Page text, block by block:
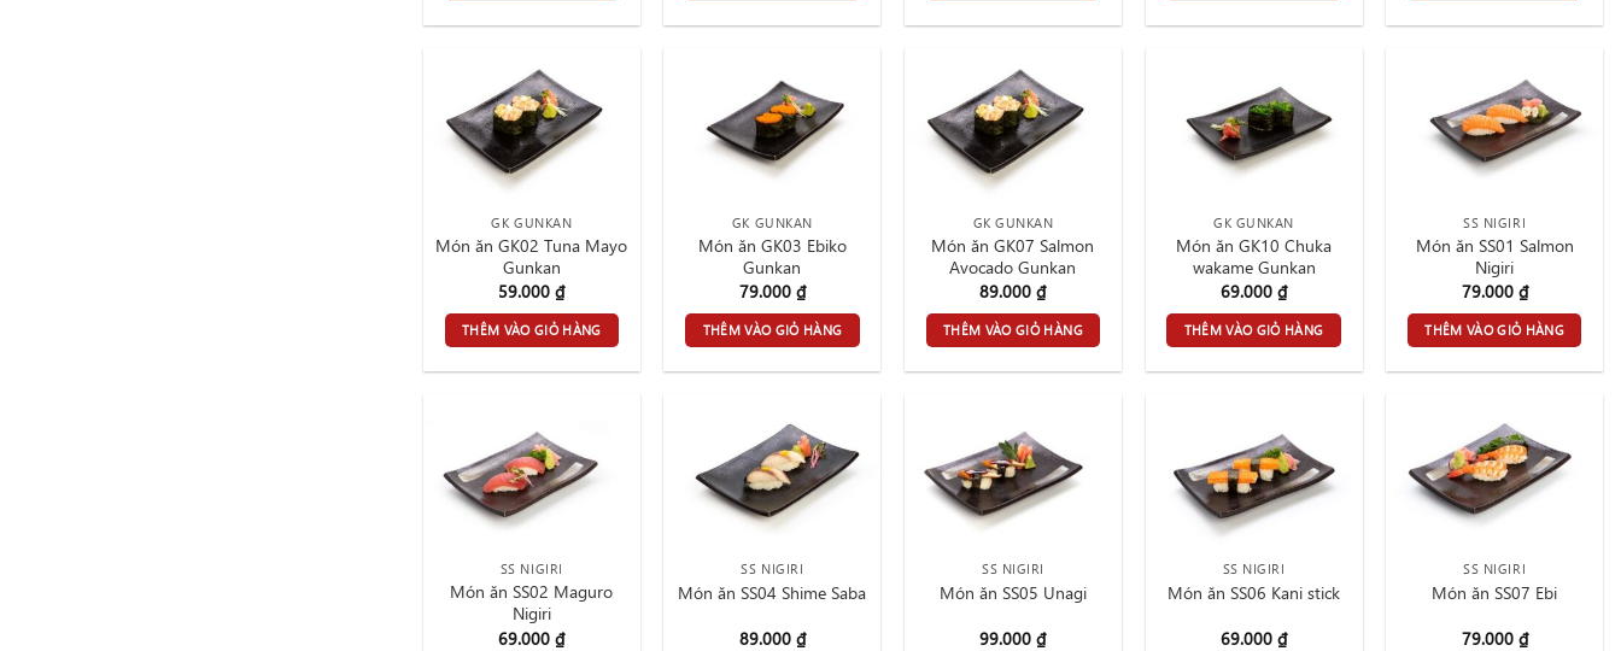
GK GUNKAN
Món ăn GK02 Tuna Mayo
Gunkan
59.000₫
THÊM VÀO GIỎ HÀNG
GK GUNKAN
Món ăn GK03 Ebiko
Gunkan
79.000 ₫
THÊM VÀO GIỎ HÀNG
GK GUNKAN
Món ăn GK07 Salmon
Avocado Gunkan
89.000₫
THÊM VÀO GIỎ HÀNG
GK GUNKAN
Món ăn GK10 Chuka
wakame Gunkan
69.000₫
THÊM VÀO GIỎ HÀNG
SS NIGIRI
Món ăn SS01 Salmon
Nigiri
79.000 ₫
THÊM VÀO GIỎ HÀNG
SS NIGIRI
Món ăn SS02 Maguro
Nigiri
69.000₫
SS NIGIRI
Món ăn SS04 Shime Saba
89.000 ₫
SS NIGIRI
Món ăn SS05 Unagi
99.000₫
SS NIGIRI
Món ăn SS06 Kani stick
69.000₫
SS NIGIRI
Món ăn SS07 Ebi
79.000 ₫